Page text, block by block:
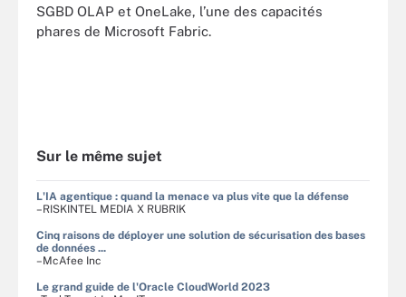
SGBD OLAP et OneLake, l’une des capacités
phares de Microsoft Fabric.
Sur le même sujet
L'IA agentique : quand la menace va plus vite que la défense
–RISKINTEL MEDIA X RUBRIK
Cinq raisons de déployer une solution de sécurisation des bases
de données ...
–McAfee Inc
Le grand guide de l'Oracle CloudWorld 2023